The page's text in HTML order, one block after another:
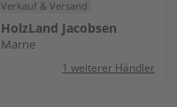
Verkauf & Versand
HolzLand Jacobsen
Marne
1 weiterer Händler